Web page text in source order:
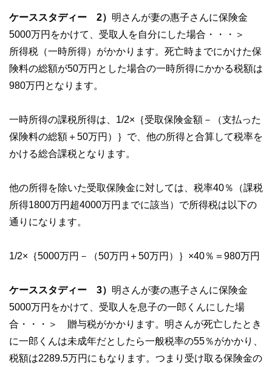
ケーススタディー 2） 明さんが妻の惠子さんに保険金
5000万円をかけて、受取人を自分にした場合・・・＞
所得税（一時所得）がかかります。死亡時までにかけた保
険料の総額が50万円とした場合の一時所得にかかる税額は
980万円となります。
一時所得の課税所得は、1/2×｛受取保険金額－（支払った
保険料の総額＋50万円）｝で、他の所得と合算して税率を
かける総合課税となります。
他の所得を除いた受取保険金に対しては、税率40％（課税
所得1800万円超4000万円までに該当）で所得税は以下の
通りになります。
1/2×｛5000万円－（50万円＋50万円）｝×40％＝980万円
ケーススタディー 3） 明さんが妻の惠子さんに保険金
5000万円をかけて、受取人を息子の一郎くんにした場
合・・・＞ 贈与税がかかります。明さんが死亡したとき
に一郎くんは未成年だとしたら一般税率の55％がかかり、
税額は2289.5万円にもなります。つまり受け取る保険金の